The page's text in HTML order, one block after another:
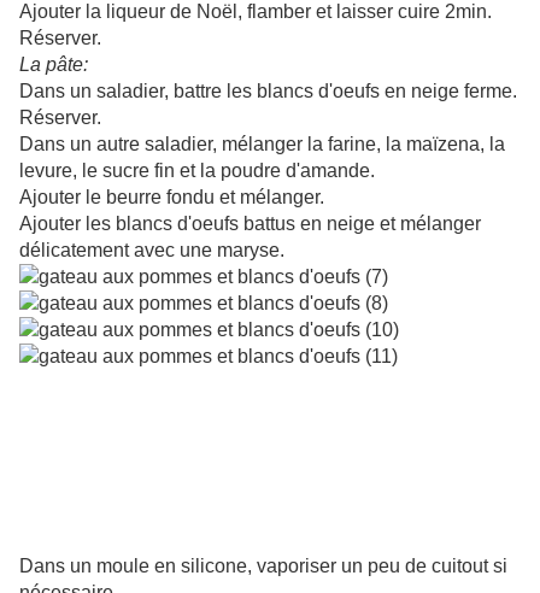
Ajouter la liqueur de Noël, flamber et laisser cuire 2min.
Réserver.
La pâte:
Dans un saladier, battre les blancs d'oeufs en neige ferme.
Réserver.
Dans un autre saladier, mélanger la farine, la maïzena, la
levure, le sucre fin et la poudre d'amande.
Ajouter le beurre fondu et mélanger.
Ajouter les blancs d'oeufs battus en neige et mélanger
délicatement avec une maryse.
Dans un moule en silicone, vaporiser un peu de cuitout si